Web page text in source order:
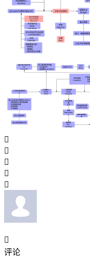






评论